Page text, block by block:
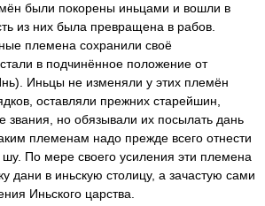
были покорены иньцами и вошли в
из них была превращена в рабов.
племена сохранили своё
в подчинённое положение от
Иньцы не изменяли у этих племён
оставляли прежних старейшин,
звания, но обязывали их посылать дань
племенам надо прежде всего отнести
По мере своего усиления эти племена
дани в иньскую столицу, а зачастую сами
Иньского царства.